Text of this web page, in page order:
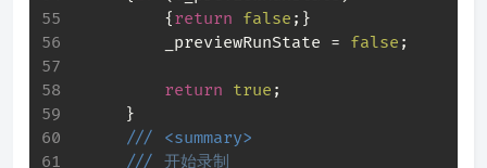
         {
return false ;}
         _previewRunState =
false ;
return true ;
     }
///
<summary>
/// 开始录制